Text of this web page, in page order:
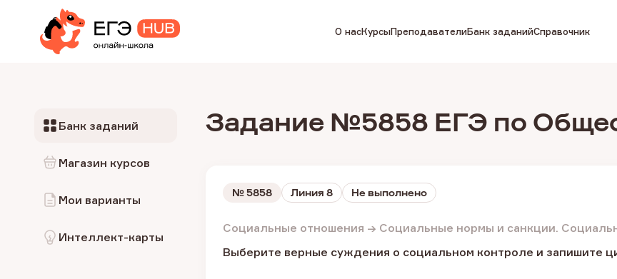
О насКурсыПреподавателиБанк заданийСправочник
Банк заданий
Магазин курсов
Мои варианты
Интеллект-карты
Задание №5858 ЕГЭ по
№5858 Линия 8 Не выполнено
Социальные отношения → Социальные нормы и санкции.
Выберите верные суждения о социальном контроле и запишите